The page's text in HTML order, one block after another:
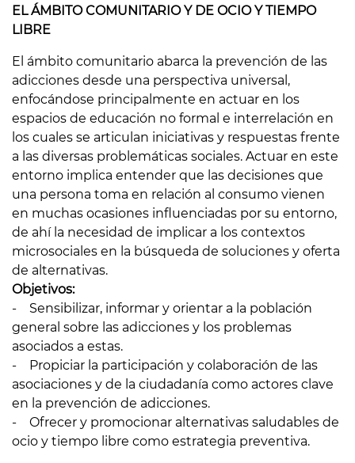
EL ÁMBITO COMUNITARIO Y DE OCIO Y TIEMPO
LIBRE
El ámbito comunitario abarca la prevención de las
adicciones desde una perspectiva universal,
enfocándose principalmente en actuar en los
espacios de educación no formal e interrelación en
los cuales se articulan iniciativas y respuestas frente
a las diversas problemáticas sociales. Actuar en este
entorno implica entender que las decisiones que
una persona toma en relación al consumo vienen
en muchas ocasiones influenciadas por su entorno,
de ahí la necesidad de implicar a los contextos
microsociales en la búsqueda de soluciones y oferta
de alternativas.
Objetivos:
- Sensibilizar, informar y orientar a la población
general sobre las adicciones y los problemas
asociados a estas.
- Propiciar la participación y colaboración de las
asociaciones y de la ciudadanía como actores clave
en la prevención de adicciones.
- Ofrecer y promocionar alternativas saludables de
ocio y tiempo libre como estrategia preventiva.